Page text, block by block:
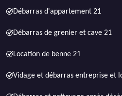
Débarras d'appartement 21
Débarras de grenier et cave 21
Location de benne 21
Vidage et débarras entreprise et